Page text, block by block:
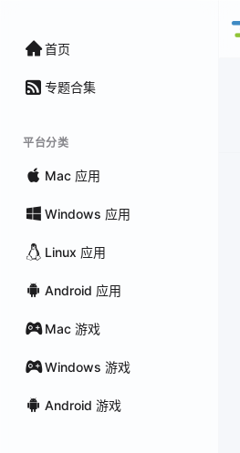
首页
专题合集
平台分类
Mac 应用
Windows 应用
Linux 应用
Android 应用
Mac 游戏
Windows 游戏
Android 游戏